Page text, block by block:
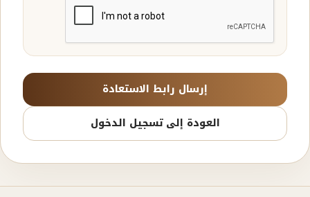
إرسال رابط الاستعادة
العودة إلى تسجيل الدخول